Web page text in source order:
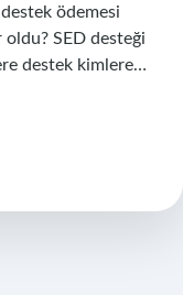
ödemesi
oldu? SED desteği
destek kimlere…